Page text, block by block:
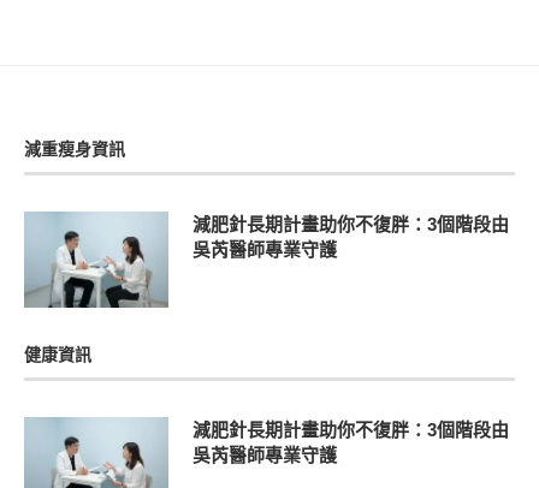
減重瘦身資訊
減肥針長期計畫助你不復胖：3個階段由
吳芮醫師專業守護
健康資訊
減肥針長期計畫助你不復胖：3個階段由
吳芮醫師專業守護